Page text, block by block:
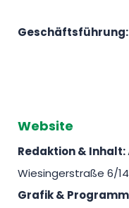
Geschäftsführung:
Website
Redaktion & Inhalt:
Wiesingerstraße 6/14
Grafik &